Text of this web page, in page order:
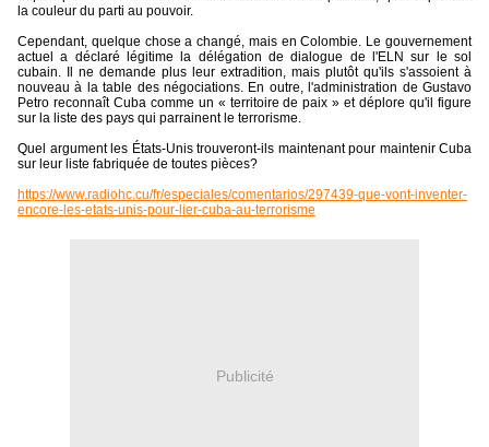
la couleur du parti au pouvoir.
Cependant, quelque chose a changé, mais en Colombie. Le gouvernement
actuel a déclaré légitime la délégation de dialogue de l'ELN sur le sol
cubain. Il ne demande plus leur extradition, mais plutôt qu'ils s'assoient à
nouveau à la table des négociations. En outre, l'administration de Gustavo
Petro reconnaît Cuba comme un « territoire de paix » et déplore qu'il figure
sur la liste des pays qui parrainent le terrorisme.
Quel argument les États-Unis trouveront-ils maintenant pour maintenir Cuba
sur leur liste fabriquée de toutes pièces?
https://www.radiohc.cu/fr/especiales/comentarios/297439-que-vont-inventer-
encore-les-etats-unis-pour-lier-cuba-au-terrorisme
Publicité